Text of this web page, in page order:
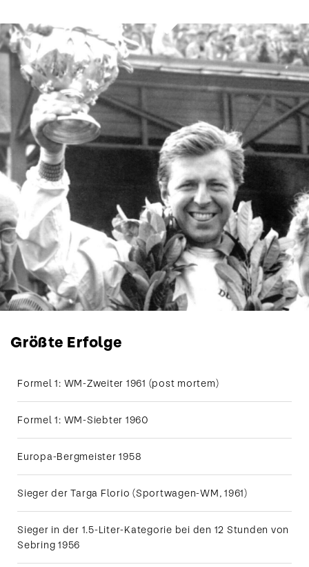
Wolfgang Graf Berghe v. Trips
Motorsport
Größte Erfolge
Formel 1: WM-Zweiter 1961 (post mortem)
Formel 1: WM-Siebter 1960
Europa-Bergmeister 1958
Sieger der Targa Florio (Sportwagen-WM, 1961)
Sieger in der 1.5-Liter-Kategorie bei den 12 Stunden von
Sebring 1956